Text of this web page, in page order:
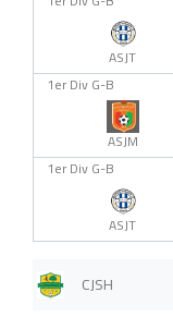
ASJT
1er Div G-B
ASJM
1er Div G-B
ASJT
CJSH